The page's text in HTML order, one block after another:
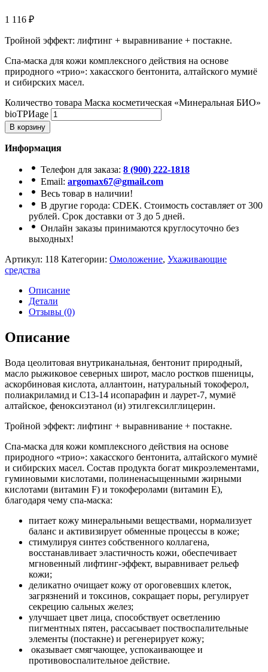
1 116 ₽
Тройной эффект: лифтинг + выравнивание + постакне.
Спа-маска для кожи комплексного действия на основе
природного «трио»: хакасского бентонита, алтайского мумиё
и сибирских масел.
Количество товара Маска косметическая «Минеральная БИО»
bioТРИage
В корзину
Информация
Телефон для заказа: 8 (900) 222-1818
Email: argomax67@gmail.com
Весь товар в наличии!
В другие города: CDEK. Стоимость составляет от 300
рублей. Срок доставки от 3 до 5 дней.
Онлайн заказы принимаются круглосуточно без
выходных!
Артикул: 118 Категории: Омоложение, Ухаживающие
средства
Описание
Детали
Отзывы (0)
Описание
Вода цеолитовая внутриканальная, бентонит природный,
масло рыжиковое северных широт, масло ростков пшеницы,
аскорбиновая кислота, аллантоин, натуральный токоферол,
полиакриламид и C13-14 исопарафин и лаурет-7, мумиё
алтайское, феноксиэтанол (и) этилгексилглицерин.
Тройной эффект: лифтинг + выравнивание + постакне.
Спа-маска для кожи комплексного действия на основе
природного «трио»: хакасского бентонита, алтайского мумиё
и сибирских масел. Состав продукта богат микроэлементами,
гуминовыми кислотами, полиненасыщенными жирными
кислотами (витамин F) и токоферолами (витамин Е),
благодаря чему спа-маска:
питает кожу минеральными веществами, нормализует
баланс и активизирует обменные процессы в коже;
стимулируя синтез собственного коллагена,
восстанавливает эластичность кожи, обеспечивает
мгновенный лифтинг-эффект, выравнивает рельеф
кожи;
деликатно очищает кожу от ороговевших клеток,
загрязнений и токсинов, сокращает поры, регулирует
секрецию сальных желез;
улучшает цвет лица, способствует осветлению
пигментных пятен, рассасывает поствоспалительные
элементы (постакне) и регенерирует кожу;
оказывает смягчающее, успокаивающее и
противовоспалительное действие.